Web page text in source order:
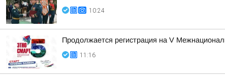
10:24
Продолжается регистрация на V
11:16